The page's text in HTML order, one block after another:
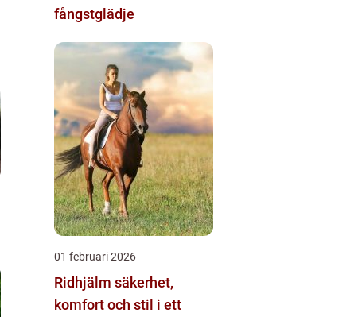
fångstglädje
01 februari 2026
Ridhjälm säkerhet,
komfort och stil i ett